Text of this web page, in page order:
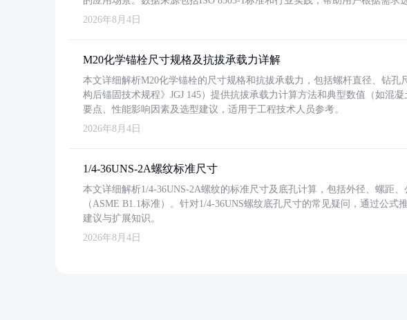
2026年8月4日
M20化学锚栓尺寸规格及抗拔承载力详解
本文详细解析M20化学锚栓的尺寸规格和抗拔承载力，包括螺杆直径、钻
构后锚固技术规程》JGJ 145）提供抗拔承载力计算方法和典型数值（如混
要点、性能影响因素及选型建议，适用于工程技术人员参考。
2026年8月4日
1/4-36UNS-2A螺纹标准尺寸
本文详细解析1/4-36UNS-2A螺纹的标准尺寸及底孔计算，包括外径、螺距
（ASME B1.1标准）。针对1/4-36UNS螺纹底孔尺寸的常见疑问，通过公
建议与扩展知识。
2026年8月4日